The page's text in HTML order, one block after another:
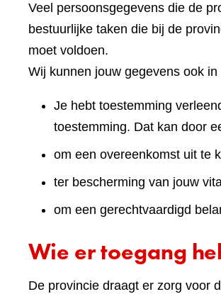
Veel persoonsgegevens die de
bestuurlijke taken die bij de
moet voldoen.
Wij kunnen jouw gegevens ook
Je hebt toestemming
toestemming. Dat kan door
om een overeenkomst uit te
ter bescherming van jouw
om een gerechtvaardigd
Wie er toegang
De provincie draagt er zorg voor